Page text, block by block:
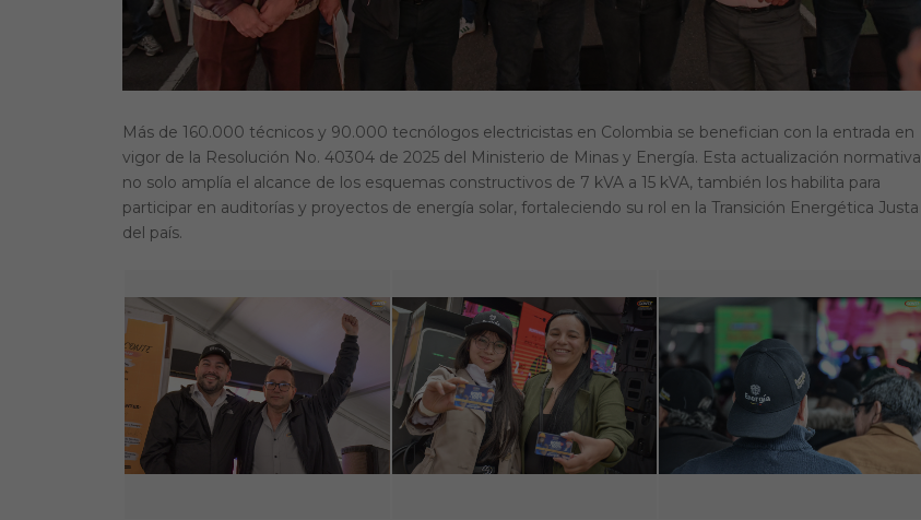
Más de 160.000 técnicos y 90.000 tecnólogos electricistas en Colombia se benefician con la entrada en
vigor de la Resolución No. 40304 de 2025 del Ministerio de Minas y Energía. Esta actualización normativa
no solo amplía el alcance de los esquemas constructivos de 7 kVA a 15 kVA, también los habilita para
participar en auditorías y proyectos de energía solar, fortaleciendo su rol en la Transición Energética Justa
del país.